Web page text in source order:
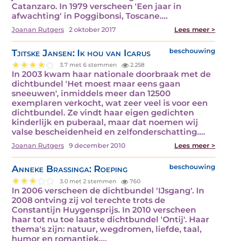
Catanzaro. In 1979 verscheen 'Een jaar in
afwachting' in Poggibonsi, Toscane.…
Joanan Rutgers 2 oktober 2017 Lees meer >
Tjitske Jansen: Ik hou van Icarus beschouwing
3.7 met 6 stemmen 2.258
In 2003 kwam haar nationale doorbraak met de
dichtbundel 'Het moest maar eens gaan
sneeuwen', inmiddels meer dan 12500
exemplaren verkocht, wat zeer veel is voor een
dichtbundel. Ze vindt haar eigen gedichten
kinderlijk en puberaal, maar dat noemen wij
valse bescheidenheid en zelfonderschatting.…
Joanan Rutgers 9 december 2010 Lees meer >
Anneke Brassinga: Roeping beschouwing
3.0 met 2 stemmen 760
In 2006 verscheen de dichtbundel 'IJsgang'. In
2008 ontving zij vol terechte trots de
Constantijn Huygensprijs. In 2010 verscheen
haar tot nu toe laatste dichtbundel 'Ontij'. Haar
thema's zijn: natuur, wegdromen, liefde, taal,
humor en romantiek.…